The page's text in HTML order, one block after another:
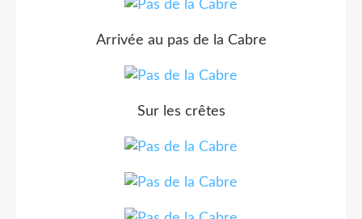
Arrivée au pas de la Cabre
Sur les crêtes